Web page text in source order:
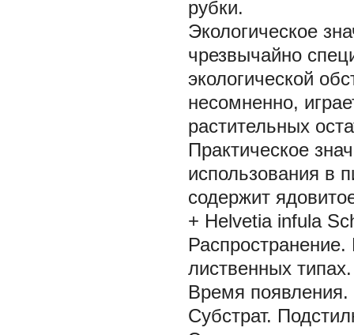
рубки.
Экологическое
чрезвычайно
экологической
несомненно,
растительных
Практическое
использования в
содержит
+ Helvetia infula
Распространение.
лиственных типах.
Время появления.
Субстрат.